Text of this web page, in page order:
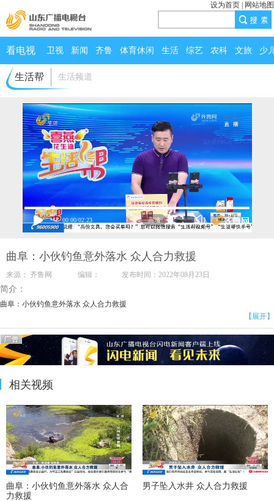
设为首页 网站地图
看电视 卫视 新闻 齐鲁 体育休闲 生活 综艺 农科 文旅 少
生活帮 生活频道
00:00/02:23
曲阜：小伙钓鱼意外落水 众人合力救援
来源： 齐鲁网 编辑： 发布时间：2022年08月23日
简介：
曲阜：小伙钓鱼意外落水 众人合力救援
【展开】
相关视频
曲阜：小伙钓鱼意外落水 众人合
力救援
男子坠入水井 众人合力救援